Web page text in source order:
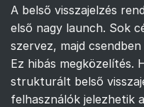
A belső visszajelzés
első nagy launch. Sok
szervez, majd
Ez hibás megközelítés.
strukturált belső
felhasználók jelezhetik